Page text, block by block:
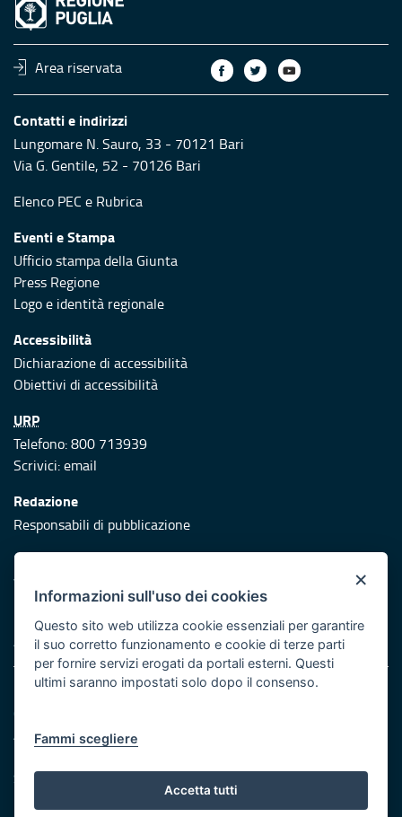
Area riservata
Contatti e indirizzi
Lungomare N. Sauro, 33 - 70121 Bari
Via G. Gentile, 52 - 70126 Bari
Elenco PEC e Rubrica
Eventi e Stampa
Ufficio stampa della Giunta
Press Regione
Logo e identità regionale
Accessibilità
Dichiarazione di accessibilità
Obiettivi di accessibilità
URP
Telefono: 800 713939
Scrivici:email
Redazione
Responsabili di pubblicazione
Protezione civile
Vai al sito di Protezione Civile Puglia
Iniziativa finanziata con risorse del POR Puglia 2014/2020 -
Asse XI
Note legali
Cookie e privacy
Atti di notifica
Servizi Intranet
×
Informazioni sull'uso dei cookies
Questo sito web utilizza cookie essenziali per garantire
il suo corretto funzionamento e cookie di terze parti
per fornire servizi erogati da portali esterni. Questi
ultimi saranno impostati solo dopo il consenso.
Fammi scegliere
Accetta tutti